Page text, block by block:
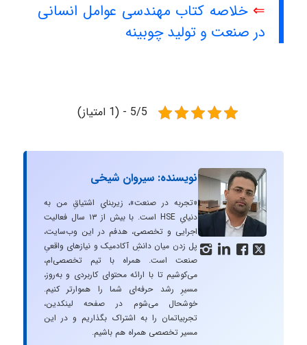
⇐خلاصه کتاب مهندسی عوامل انسانی
در صنعت و تولید چوبینه
5/5 - (1 امتیاز)
   
نویسنده: سیروان شیخی
«تجربه در صنعت»، زیربنایِ اشتیاقِ من به
دنیایِ HSE است. با بیش از ۱۳ سال فعالیت
اجرایی و تخصصی، هدفم در این وب‌سایت،
پل زدن میان دانشِ آکادمیک و نیازهای واقعیِ
صنعت است. همراه با تیم تخصصی‌ام،
می‌کوشیم تا با ارائه محتوای کاربردی و به‌روز،
مسیرِ رشد حرفه‌ای شما را هموارتر کنیم.
خوشحال می‌شوم در صفحه لینکدین،
تجربیاتمان را به اشتراک بگذاریم و در این
مسیر تخصصی همراه هم باشیم.